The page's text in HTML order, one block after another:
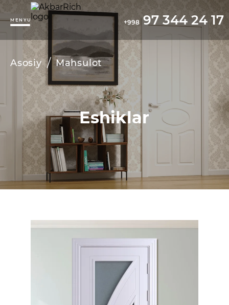
MENYU +998 97 344 24 17
Asosiy / Mahsulot
Eshiklar